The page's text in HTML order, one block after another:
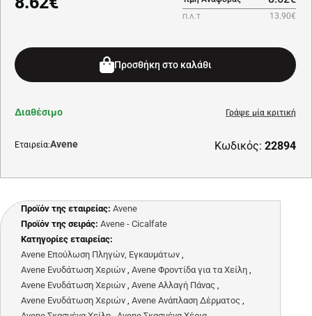
Π.Λ.Τ 13.90€
Προσθήκη στο καλάθι
Εταιρεία:Avene Κωδικός: 22894
Διαθέσιμο Γράψε μία κριτική
Προϊόν της εταιρείας: Avene
Προϊόν της σειράς: Avene - Cicalfate
Κατηγορίες εταιρείας:
Avene Επούλωση Πληγών, Εγκαυμάτων ,
Avene Ενυδάτωση Χεριών , Avene Φροντίδα για τα Χείλη ,
Avene Ενυδάτωση Χεριών , Avene Αλλαγή Πάνας ,
Avene Ενυδάτωση Χεριών , Avene Ανάπλαση Δέρματος ,